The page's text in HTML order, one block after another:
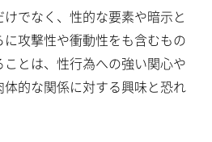
でなく、性的な要素や暗示と
攻撃性や衝動性をも含むもの
とは、性行為への強い関心や
的な関係に対する興味と恐れ